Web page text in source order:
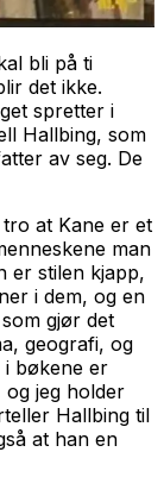
bli på ti
det ikke.
spretter i
Hallbing, som
av seg. De
at Kane er et
man
er stilen kjapp,
i dem, og en
gjør det
geografi, og
bøkene er
og jeg holder
Hallbing til
at han en